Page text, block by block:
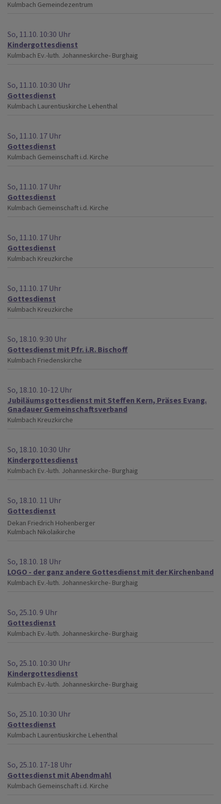
Kulmbach Gemeindezentrum
So, 11.10. 10:30 Uhr
Kindergottesdienst
Kulmbach Ev.-luth. Johanneskirche- Burghaig
So, 11.10. 10:30 Uhr
Gottesdienst
Kulmbach Laurentiuskirche Lehenthal
So, 11.10. 17 Uhr
Gottesdienst
Kulmbach Gemeinschaft i.d. Kirche
So, 11.10. 17 Uhr
Gottesdienst
Kulmbach Gemeinschaft i.d. Kirche
So, 11.10. 17 Uhr
Gottesdienst
Kulmbach Kreuzkirche
So, 11.10. 17 Uhr
Gottesdienst
Kulmbach Kreuzkirche
So, 18.10. 9:30 Uhr
Gottesdienst mit Pfr. i.R. Bischoff
Kulmbach Friedenskirche
So, 18.10. 10-12 Uhr
Jubiläumsgottesdienst mit Steffen Kern, Präses Evang.
Gnadauer Gemeinschaftsverband
Kulmbach Kreuzkirche
So, 18.10. 10:30 Uhr
Kindergottesdienst
Kulmbach Ev.-luth. Johanneskirche- Burghaig
So, 18.10. 11 Uhr
Gottesdienst
Dekan Friedrich Hohenberger
Kulmbach Nikolaikirche
So, 18.10. 18 Uhr
LOGO - der ganz andere Gottesdienst mit der Kirchenband
Kulmbach Ev.-luth. Johanneskirche- Burghaig
So, 25.10. 9 Uhr
Gottesdienst
Kulmbach Ev.-luth. Johanneskirche- Burghaig
So, 25.10. 10:30 Uhr
Kindergottesdienst
Kulmbach Ev.-luth. Johanneskirche- Burghaig
So, 25.10. 10:30 Uhr
Gottesdienst
Kulmbach Laurentiuskirche Lehenthal
So, 25.10. 17-18 Uhr
Gottesdienst mit Abendmahl
Kulmbach Gemeinschaft i.d. Kirche